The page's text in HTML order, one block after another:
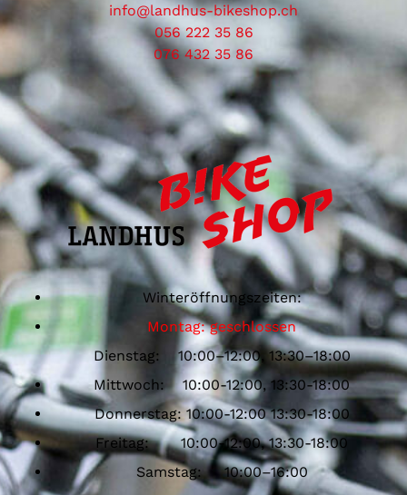
info@landhus-bikeshop.ch
056 222 35 86
076 432 35 86
Winteröffnungszeiten:
Montag: geschlossen
Dienstag: 10:00–12:00, 13:30–18:00
Mittwoch: 10:00-12:00, 13:30-18:00
Donnerstag: 10:00-12:00 13:30-18:00
Freitag: 10:00-12:00, 13:30-18:00
Samstag: 10:00–16:00